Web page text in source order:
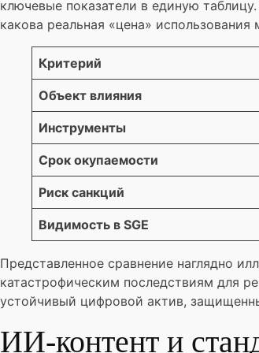
ключевые показатели в единую
какова реальная «цена»
Критерий
Объект влияния
Инструменты
Срок окупаемости
Риск санкций
Видимость в SGE
Представленное сравнение наглядно
катастрофическим последствиям для
устойчивый цифровой актив,
ИИ-контент и